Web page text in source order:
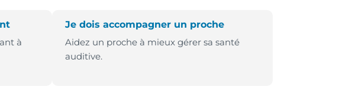
à
Je dois accompagner un proche
Aidez un proche à mieux gérer sa santé
auditive.